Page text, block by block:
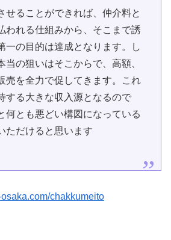
せることができれば、仲介料と
われる仕組みから、そこまで誘
一の目的は達成となります。し
当の狙いはそこからで、高額、
売を全力で促してきます。これ
する大きな収入源となるので
何とも悪どい構図になっている
ただけると思います
chakkumeito